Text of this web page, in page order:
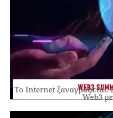
WEB3
Το Internet ξαναγράφεται.
Web3